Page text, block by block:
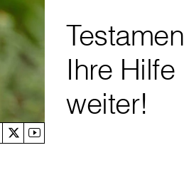
Ihre
weiter!